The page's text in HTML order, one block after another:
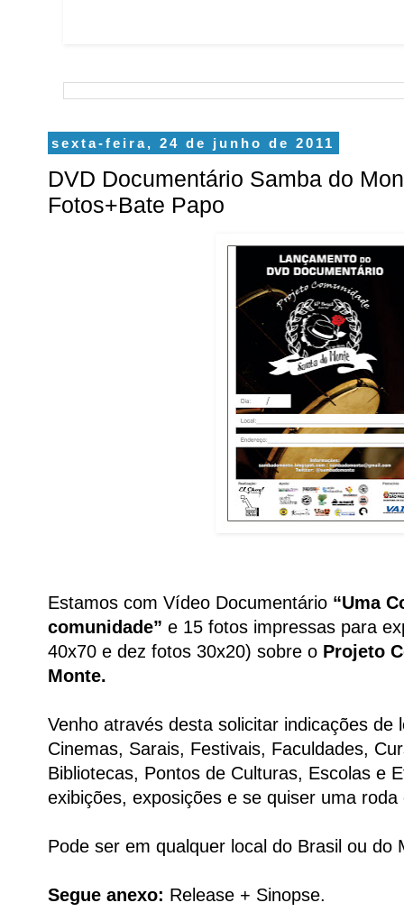
sexta-feira, 24 de junho de 2011
DVD Documentário Samba do
Fotos+Bate Papo
Estamos com Vídeo Documentário “Uma
comunidade” e 15 fotos impressas para
40x70 e dez fotos 30x20) sobre o Projeto
Monte.
Venho através desta solicitar indicações de
Cinemas, Sarais, Festivais, Faculdades,
Bibliotecas, Pontos de Culturas, Escolas e
exibições, exposições e se quiser uma
Pode ser em qualquer local do Brasil ou do
Segue anexo: Release + Sinopse.